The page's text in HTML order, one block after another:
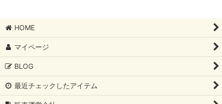
SUBARU
S2000
Vitz
HOME
マイページ
BLOG
最近チェックしたアイテム